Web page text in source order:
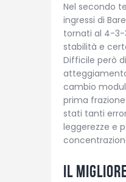
Nel secondo
ingressi di
tornati al 4-3-
stabilità e
Difficile però
cambio
prima
stati tanti
leggerezze e
Il